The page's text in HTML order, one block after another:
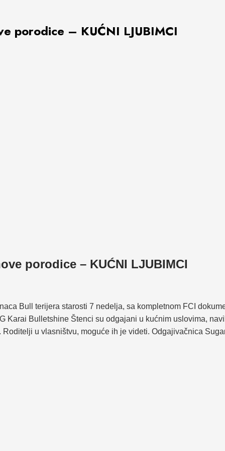
porodice – KUĆNI LJUBIMCI
porodice – KUĆNI LJUBIMCI
Bull terijera starosti 7 nedelja, sa kompletnom FCI
Karai Bulletshine Štenci su odgajani u kućnim uslovima,
u vlasništvu, moguće ih je videti. Odgajivačnica